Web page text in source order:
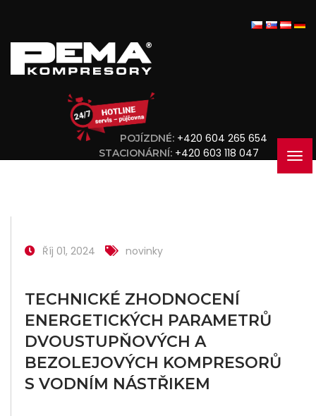
POJÍZDNÉ: +420 604 265 654
STACIONÁRNÍ: +420 603 118 047
Říj 01, 2024 novinky
TECHNICKÉ ZHODNOCENÍ
ENERGETICKÝCH PARAMETRŮ
DVOUSTUPŇOVÝCH A
BEZOLEJOVÝCH KOMPRESORŮ
S VODNÍM NÁSTŘIKEM